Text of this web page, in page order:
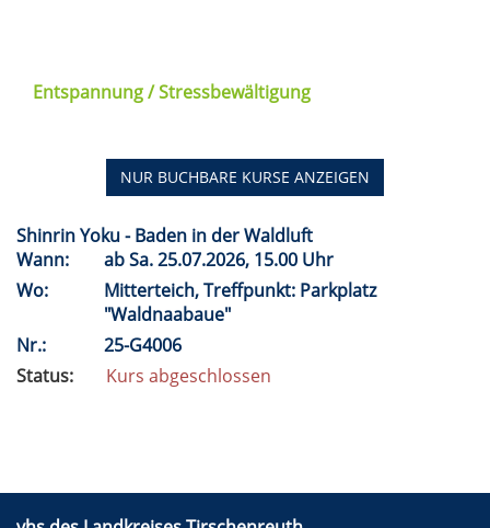
Entspannung / Stressbewältigung
NUR BUCHBARE KURSE ANZEIGEN
Shinrin Yoku - Baden in der Waldluft
Wann:
abSa.25.07.2026, 15.00 Uhr
Wo:
Mitterteich, Treffpunkt: Parkplatz
"Waldnaabaue"
Nr.:
25-G4006
Status:
Kurs abgeschlossen